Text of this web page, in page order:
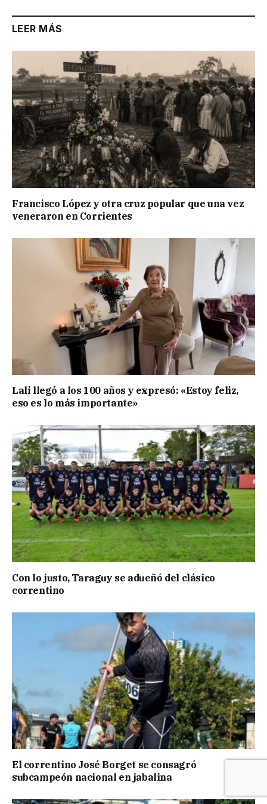
LEER MÁS
Francisco López y otra cruz popular que una vez
veneraron en Corrientes
Lali llegó a los 100 años y expresó: «Estoy feliz,
eso es lo más importante»
Con lo justo, Taraguy se adueñó del clásico
correntino
El correntino José Borget se consagró
subcampeón nacional en jabalina